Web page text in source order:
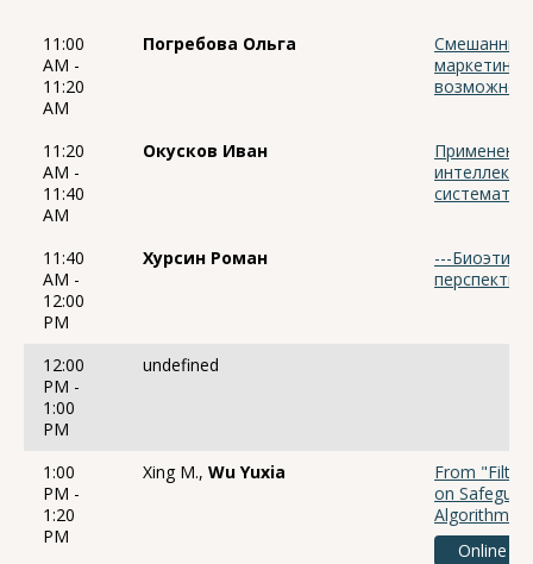
11:00
AM -
11:20
AM
Погребова Ольга
Смешанные
11:20
AM -
11:40
AM
Окусков Иван
11:40
AM -
12:00
PM
Хурсин Роман
---
12:00
PM -
1:00
PM
undefined
1:00
PM -
1:20
PM
Xing M., Wu Yuxia
From "Filter
on
Algorithmic
Online